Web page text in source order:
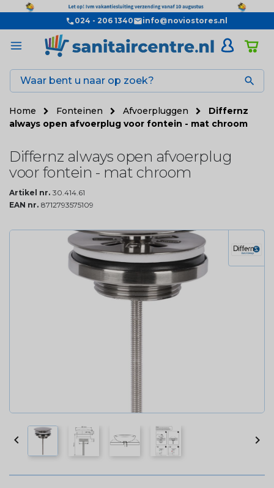
024 - 206 1340 info@noviostores.nl

Home Fonteinen Afvoerpluggen
Differnz
always open afvoerplug voor fontein - mat chroom
Differnz always open afvoerplug
voor fontein - mat chroom
Artikel nr. 30.414.61
EAN nr. 8712793575109
 